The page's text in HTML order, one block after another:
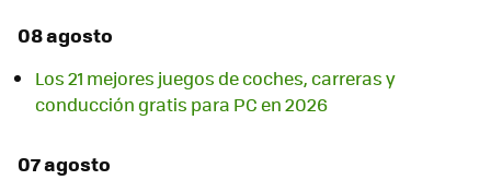
08 agosto
Los 21 mejores juegos de coches, carreras y
conducción gratis para PC en 2026
07 agosto